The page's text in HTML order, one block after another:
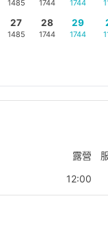
1485 1744 1744
27
1485
28
1744
29
1744
露營
12:00